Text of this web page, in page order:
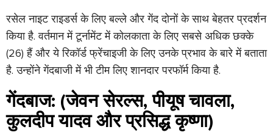
रसेल नाइट राइडर्स के लिए बल्ले और गेंद दोनों के साथ बेहतर प्रदर्शन
किया है. वर्तमान में टूर्नामेंट में कोलकाता के लिए सबसे अधिक छक्के
(26) हैं और ये रिकॉर्ड फ्रेंचाइजी के लिए उनके प्रभाव के बारे में बताता
है. उन्होंने गेंदबाजी में भी टीम लिए शानदार परफॉर्म किया है.
गेंदबाज: (जेवन सेरल्स, पीयूष चावला,
कुलदीप यादव और प्रसिद्ध कृष्णा)